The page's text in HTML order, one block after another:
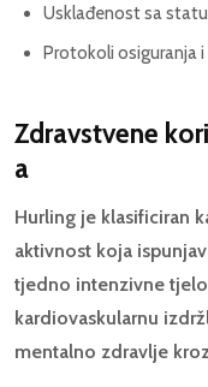
Usklađenost sa
Protokoli osiguranja
Zdravstvene
a
Hurling je klasificiran
aktivnost koja
tjedno intenzivne
kardiovaskularnu
mentalno zdravlje